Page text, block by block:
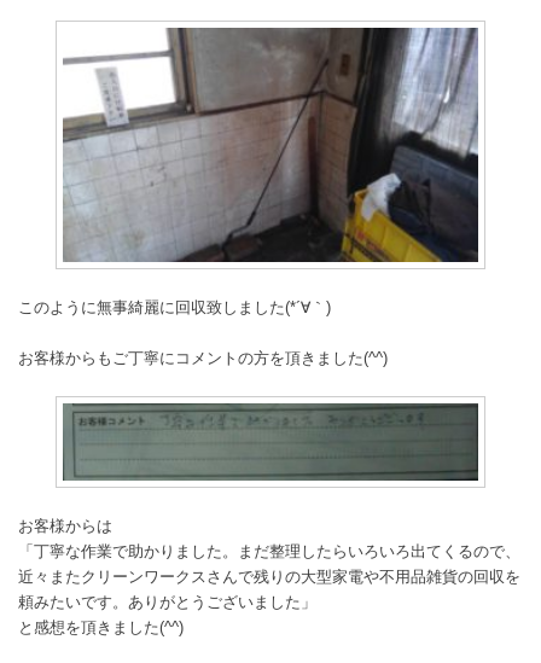
このように無事綺麗に回収致しました(*´∀｀)
お客様からもご丁寧にコメントの方を頂きました(^^)
お客様からは
「丁寧な作業で助かりました。まだ整理したらいろいろ出てくるので、
近々またクリーンワークスさんで残りの大型家電や不用品雑貨の回収を
頼みたいです。ありがとうございました」
と感想を頂きました(^^)